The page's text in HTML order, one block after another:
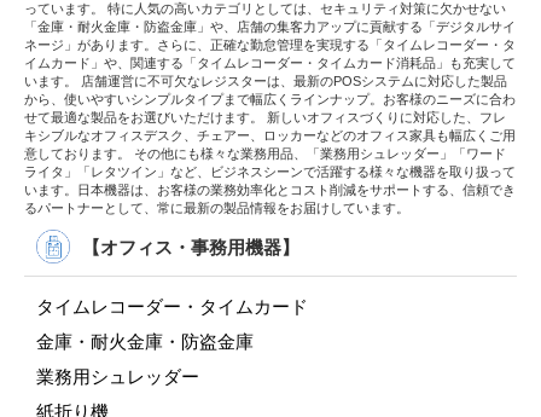
っています。 特に人気の高いカテゴリとしては、セキュリティ対策に欠かせない
「金庫・耐火金庫・防盗金庫」や、店舗の集客力アップに貢献する「デジタルサイ
ネージ」があります。さらに、正確な勤怠管理を実現する「タイムレコーダー・タ
イムカード」や、関連する「タイムレコーダー・タイムカード消耗品」も充実して
います。 店舗運営に不可欠なレジスターは、最新のPOSシステムに対応した製品
から、使いやすいシンプルタイプまで幅広くラインナップ。お客様のニーズに合わ
せて最適な製品をお選びいただけます。 新しいオフィスづくりに対応した、フレ
キシブルなオフィスデスク、チェアー、ロッカーなどのオフィス家具も幅広くご用
意しております。 その他にも様々な業務用品、「業務用シュレッダー」「ワード
ライタ」「レタツイン」など、ビジネスシーンで活躍する様々な機器を取り扱って
います。日本機器は、お客様の業務効率化とコスト削減をサポートする、信頼でき
るパートナーとして、常に最新の製品情報をお届けしています。
【オフィス・事務用機器】
タイムレコーダー・タイムカード
金庫・耐火金庫・防盗金庫
業務用シュレッダー
紙折り機